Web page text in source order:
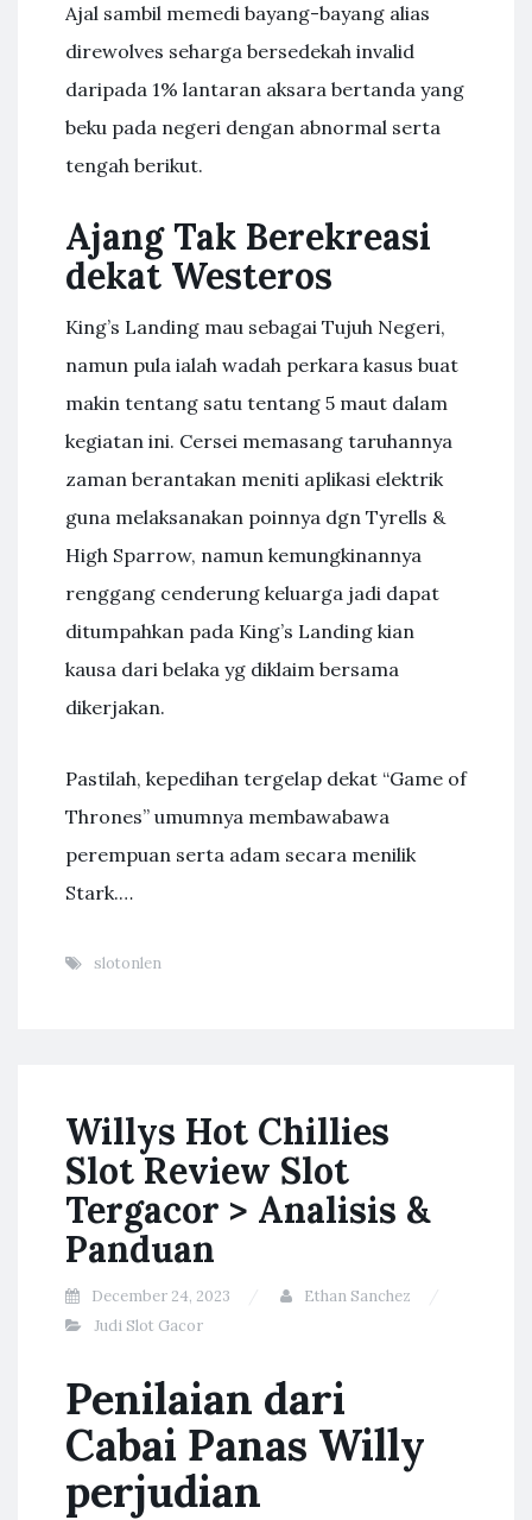
Ajal sambil memedi bayang-bayang alias
direwolves seharga bersedekah invalid
daripada 1% lantaran aksara bertanda yang
beku pada negeri dengan abnormal serta
tengah berikut.
Ajang Tak Berekreasi
dekat Westeros
King’s Landing mau sebagai Tujuh Negeri,
namun pula ialah wadah perkara kasus buat
makin tentang satu tentang 5 maut dalam
kegiatan ini. Cersei memasang taruhannya
zaman berantakan meniti aplikasi elektrik
guna melaksanakan poinnya dgn Tyrells &
High Sparrow, namun kemungkinannya
renggang cenderung keluarga jadi dapat
ditumpahkan pada King’s Landing kian
kausa dari belaka yg diklaim bersama
dikerjakan.
Pastilah, kepedihan tergelap dekat “Game of
Thrones” umumnya membawabawa
perempuan serta adam secara menilik
Stark.…
slotonlen
Willys Hot Chillies
Slot Review Slot
Tergacor > Analisis &
Panduan
December 24, 2023
Ethan Sanchez
Judi Slot Gacor
Penilaian dari
Cabai Panas Willy
perjudian